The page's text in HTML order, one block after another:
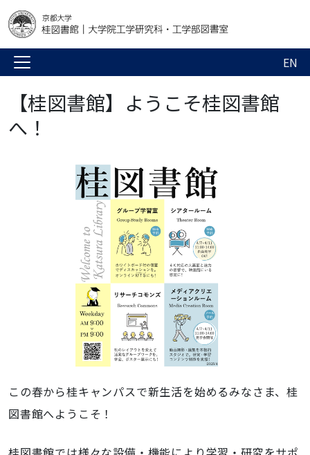
EN
【桂図書館】ようこそ桂図書館
へ！
この春から桂キャンパスで新生活を始めるみなさま、桂
図書館へようこそ！